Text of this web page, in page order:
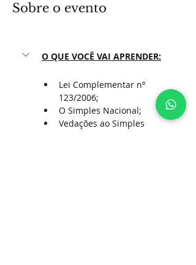
Sobre o evento
O QUE VOCÊ VAI APRENDER:
Lei Complementar nº
123/2006;
O Simples Nacional;
Vedações ao Simples